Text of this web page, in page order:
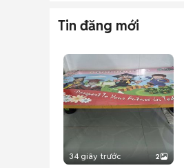
Tin đăng mới
34 giây trước 2